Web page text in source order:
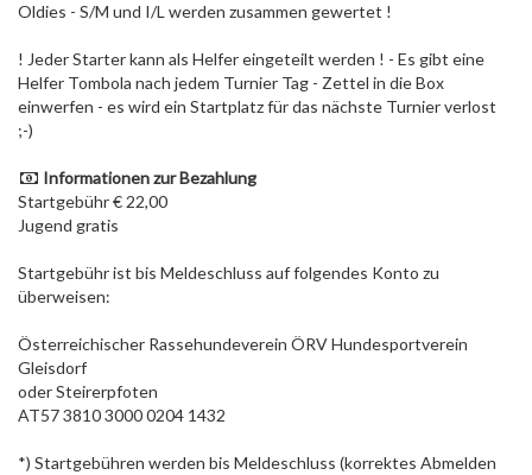
Oldies - S/M und I/L werden zusammen gewertet !
! Jeder Starter kann als Helfer eingeteilt werden ! - Es gibt eine
Helfer Tombola nach jedem Turnier Tag - Zettel in die Box
einwerfen - es wird ein Startplatz für das nächste Turnier verlost
;-)
Informationen zur Bezahlung
Startgebühr € 22,00
Jugend gratis
Startgebühr ist bis Meldeschluss auf folgendes Konto zu
überweisen:
Österreichischer Rassehundeverein ÖRV Hundesportverein
Gleisdorf
oder Steirerpfoten
AT57 3810 3000 0204 1432
*) Startgebühren werden bis Meldeschluss (korrektes Abmelden